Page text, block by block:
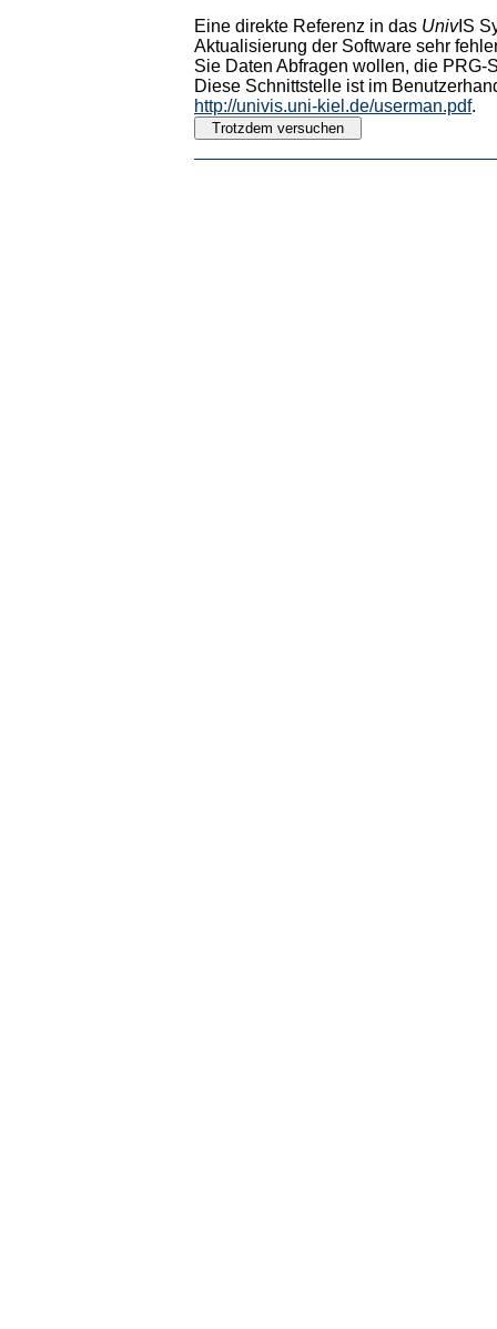
Eine direkte Referenz in das UnivIS
Aktualisierung der Software sehr
Sie Daten Abfragen wollen, die PRG-
Diese Schnittstelle ist im
http://univis.uni-kiel.de/userman.pdf.